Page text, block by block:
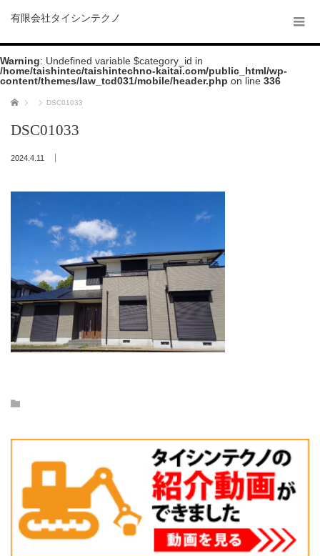
有限会社タイシンテクノ
Warning: Undefined variable $category_id in
/home/taishintec/taishintechno-kaitai.com/public_html/wp-
content/themes/law_tcd031/mobile/header.php on line 336
ホーム DSC01033
DSC01033
2024.4.11